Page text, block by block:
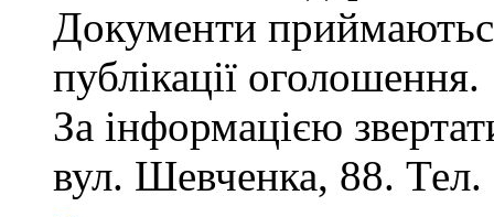
Документи
публікації оголошення.
За інформацією
вул. Шевченка, 88.